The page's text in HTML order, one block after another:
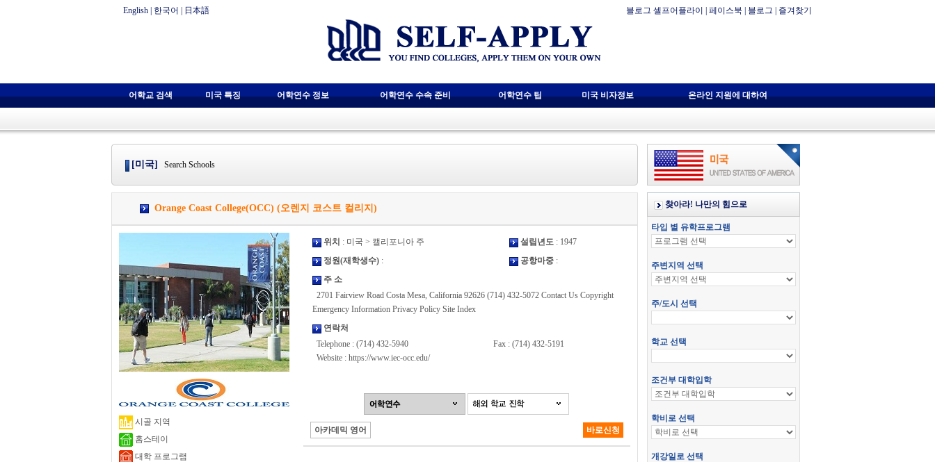
English 한국어 日本語 블로그 셀프어플라이 페이스북 블로그 즐겨찾기
어학교 검색 미국 특징 어학연수 정보 어학연수 수속 준비 어학연수 팁 미국 비자정보 온라인 지원에 대하여
[미국] Search Schools
Orange Coast College(OCC) (오렌지 코스트 컬리지)
시골 지역
홈스테이
대학 프로그램
위치 : 미국 > 캘리포니아 주 설립년도: 1947
정원(재학생수): 공항마중:
주 소
2701 Fairview Road Costa Mesa, California 92626 (714) 432-5072 Contact Us Copyright
Emergency Information Privacy Policy Site Index
연락처
Telephone : (714) 432-5940
Fax : (714) 432-5191
Website : https://www.iec-occ.edu/
아카데믹 영어 바로신청